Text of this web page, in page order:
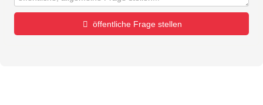
öffentliche Frage stellen